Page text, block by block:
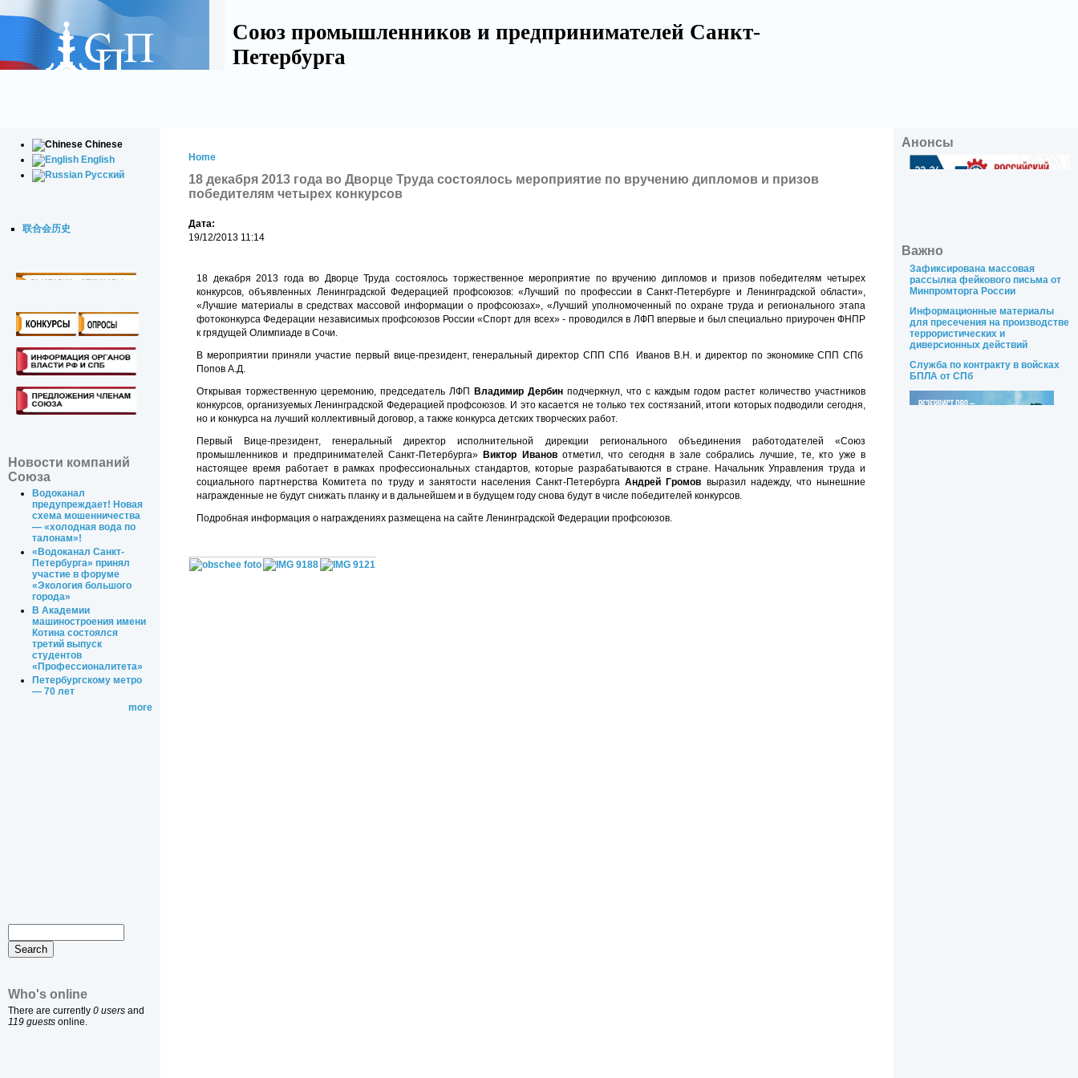
Союз промышленников и предпринимателей Санкт-
Петербурга
Chinese
English
Русский
联合会历史
Новости компаний
Союза
Водоканал
предупреждает! Новая
схема мошенничества
— «холодная вода по
талонам»!
«Водоканал Санкт-
Петербурга» принял
участие в форуме
«Экология большого
города»
В Академии
машиностроения имени
Котина состоялся
третий выпуск
студентов
«Профессионалитета»
Петербургскому метро
— 70 лет
more
Who's online
There are currently 0 users and
119 guests online.
Home
18 декабря 2013 года во Дворце Труда состоялось мероприятие по вручению дипломов и призов
победителям четырех конкурсов
Дата:
19/12/2013 11:14
18 декабря 2013 года во Дворце Труда состоялось торжественное мероприятие по вручению дипломов и призов победителям четырех
конкурсов, объявленных Ленинградской Федерацией профсоюзов: «Лучший по профессии в Санкт-Петербурге и Ленинградской области»,
«Лучшие материалы в средствах массовой информации о профсоюзах», «Лучший уполномоченный по охране труда и регионального этапа
фотоконкурса Федерации независимых профсоюзов России «Спорт для всех» - проводился в ЛФП впервые и был специально приурочен ФНПР
к грядущей Олимпиаде в Сочи.
В мероприятии приняли участие первый вице-президент, генеральный директор СПП СПб Иванов В.Н. и директор по экономике СПП СПб
Попов А.Д.
Открывая торжественную церемонию, председатель ЛФП
Владимир Дербин подчеркнул, что с каждым годом растет количество участников
конкурсов, организуемых Ленинградской Федерацией профсоюзов. И это касается не только тех состязаний, итоги которых подводили сегодня,
но и конкурса на лучший коллективный договор, а также конкурса детских творческих работ.
Первый Вице-президент, генеральный директор исполнительной дирекции регионального объединения работодателей «Союз
промышленников и предпринимателей Санкт-Петербурга» Виктор Ивановотметил, что сегодня в зале собрались лучшие, те, кто уже в
настоящее время работает в рамках профессиональных стандартов, которые разрабатываются в стране. Начальник Управления труда и
социального партнерства Комитета по труду и занятости населения Санкт-ПетербургаАндрей Громов выразил надежду, что нынешние
награжденные не будут снижать планку и в дальнейшем и в будущем году снова будут в числе победителей конкурсов.
Подробная информация о награждениях размещена на сайте Ленинградской Федерации профсоюзов.
Анонсы
Важно
Зафиксирована массовая
рассылка фейкового письма от
Минпромторга России
Информационные материалы
для пресечения на производстве
террористических и
диверсионных действий
Служба по контракту в войсках
БПЛА от СПб